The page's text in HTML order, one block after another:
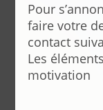
Pour
faire votre
contact
Les
motivation